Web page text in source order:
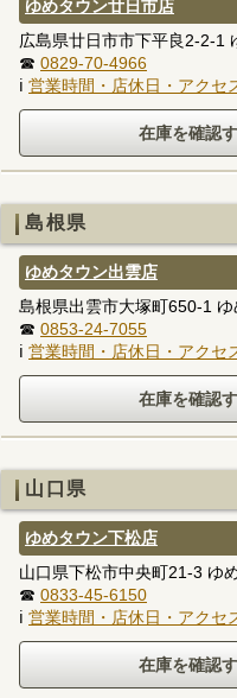
ゆめタウン廿日市店
広島県廿日市市下平良2-2-1
☎ 0829-70-4966
ℹ 営業時間・店休日・アクセ
島根県
ゆめタウン出雲店
島根県出雲市大塚町650-1
☎ 0853-24-7055
ℹ 営業時間・店休日・アクセ
山口県
ゆめタウン下松店
山口県下松市中央町21-3 ゆ
☎ 0833-45-6150
ℹ 営業時間・店休日・アクセ